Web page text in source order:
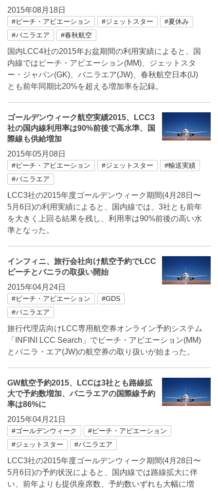
2015年08月18日
#ピーチ・アビエーション #ジェットスター
#夏休み
#バニラエア
#春秋航空
国内LCC4社の2015年お盆期間の利用実績によると、国
内線ではピーチ・アビエーション(MM)、ジェットスタ
ー・ジャパン(GK)、バニラエア(JW)、春秋航空日本(IJ)
とも前年同期比20%を超える増加率を記録。
ゴールデンウィーク航空実績2015、LCC3
社の国内線利用率は90%前後で高水準、国
際線も供給増加
2015年05月08日
#ピーチ・アビエーション #ジェットスター
#輸送実績
#バニラエア
LCC3社の2015年度ゴールデンウィーク期間(4月28日〜
5月6日)の利用実績によると、国内線では、3社とも前年
を大きく上回る結果を残し、利用率は90%前後の高い水
準となった。
インフィニ、旅行会社向け航空予約でLCC
ピーチとバニラの取扱い開始
2015年04月24日
#ピーチ・アビエーション
#GDS
#バニラエア
旅行代理店向けLCC専用航空券オンライン予約システム
「INFINI LCC Search」でピーチ・アビエーション(MM)
とバニラ・エア(JW)の航空券の取り扱いが始まった。
GW航空予約2015、LCCは3社とも路線拡
大で予約数増加、バニラエアの国際線予約
率は86%に
2015年04月21日
#ゴールデンウィーク
#ピーチ・アビエーション
#ジェットスター
#バニラエア
LCC3社の2015年度ゴールデンウィーク期間(4月28日〜
5月6日)の予約状況によると、国内線では路線拡大に伴
い、前年よりも提供座席数、予約数いずれも大幅に増